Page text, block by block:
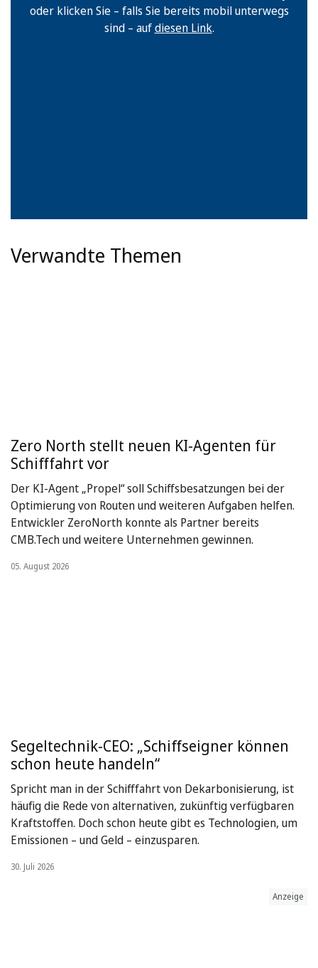
oder klicken Sie – falls Sie bereits mobil unterwegs
sind – aufdiesen Link.
Verwandte Themen
Zero North stellt neuen KI-Agenten für
Schifffahrt vor
Der KI-Agent „Propel“ soll Schiffsbesatzungen bei der
Optimierung von Routen und weiteren Aufgaben helfen.
Entwickler ZeroNorth konnte als Partner bereits
CMB.Tech und weitere Unternehmen gewinnen.
05. August 2026
Segeltechnik-CEO: „Schiffseigner können
schon heute handeln“
Spricht man in der Schifffahrt von Dekarbonisierung, ist
häufig die Rede von alternativen, zukünftig verfügbaren
Kraftstoffen. Doch schon heute gibt es Technologien, um
Emissionen – und Geld – einzusparen.
30. Juli 2026
Anzeige